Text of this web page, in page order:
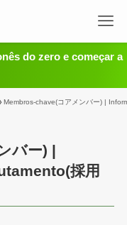
do zero e começar a
Membros-chave(コアメンバー) |
バー) |
採用